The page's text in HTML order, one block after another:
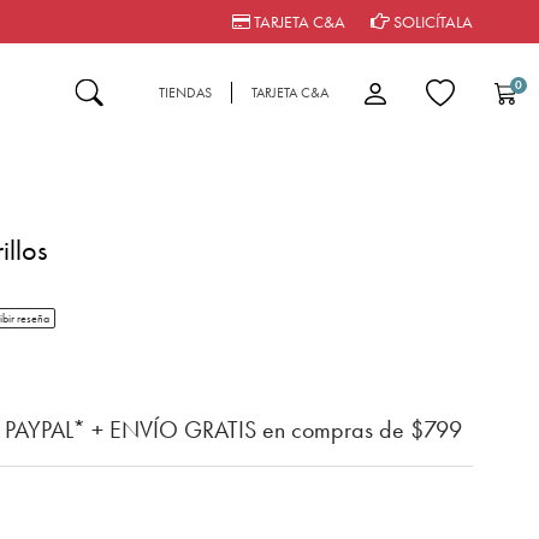
TARJETA C&A SOLICÍTALA
TIENDAS TARJETA C&A 0
del cliente
rating
reseña
+ ENVÍO GRATIS en compras de $799